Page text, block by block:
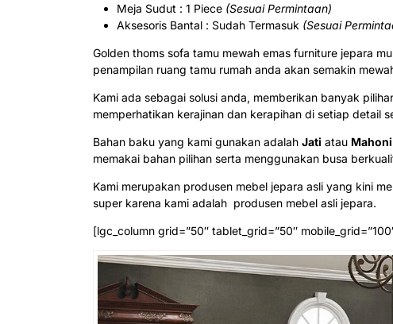
Meja Sudut : 1 Piece (Sesuai Permintaan)
Aksesoris Bantal : Sudah Termasuk (Sesuai
Golden thoms sofa tamu mewah emas furniture jepara
penampilan ruang tamu rumah anda akan semakin
Kami ada sebagai solusi anda, memberikan banyak
memperhatikan kerajinan dan kerapihan di setiap detail
Bahan baku yang kami gunakan adalah Jati atau
memakai bahan pilihan serta menggunakan busa
Kami merupakan produsen mebel jepara asli yang kini
super karena kami adalah produsen mebel asli jepara.
[lgc_column grid=”50″ tablet_grid=”50″